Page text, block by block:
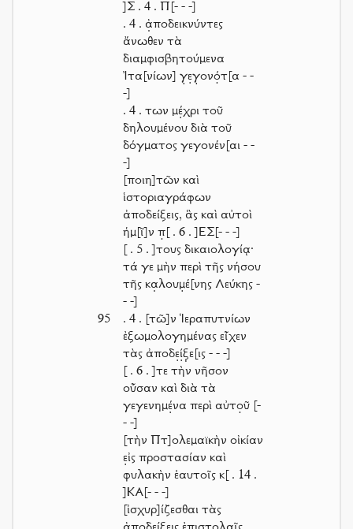
Σ . 4 . Π [- - -]
. 4 . ἀ̣ποδεικνύντες
ἄνωθεν τὰ
διαμφισβητούμενα
Ἰτα[νίων] γ̣ε̣γ̣ονό̣τ[α - -
-]
. 4 . των μέ̣χρι τοῦ
δηλουμένου διὰ τοῦ
δόγματος γεγονέν[αι - -
-]
[ποιη]τῶν καὶ
ἱστοριαγράφων
ἀποδείξεις, ἃς καὶ αὐτοὶ
ἡμ[ῖ]ν π̣ [ . 6 . ] ΕΣ [- - -]
[ . 5 . ] τους δικαιολογίᾳ·
τά γε μὴν περὶ τῆς νήσου
τῆς κα̣λουμ̣έ[νης Λεύκης -
- -]
95
. 4 . [τῶ]ν Ἱεραπυτνίων
ἐξωμολογημένας εἶχεν
τὰς ἀποδε̣ί̣ξ̣ε[ις - - -]
[ . 6 . ] τε τὴν νῆσον
οὖσαν καὶ διὰ τὰ
γεγενημέ̣να περὶ αὐτο̣ῦ [-
- -]
[τὴν Πτ]ολεμαϊκὴν οἰκίαν
ε̣ἰς προστασίαν καὶ
φυλακὴν ἑαυτοῖς κ [ . 14 .
ΚΑ [- - -]
[ἰσχυρ]ίζεσθαι τὰς